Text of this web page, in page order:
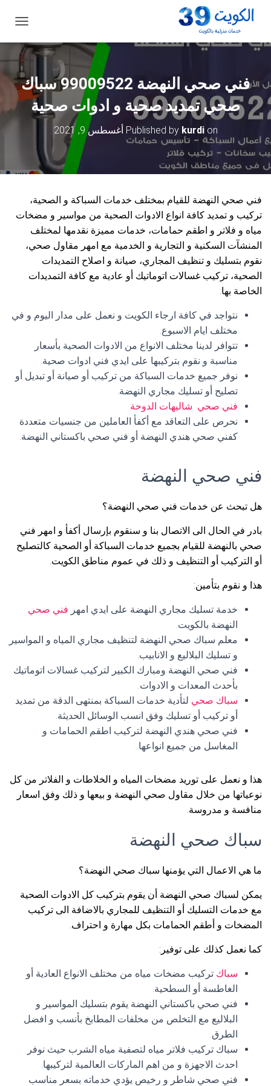
ب
د
ي
ل
ا
ل
فني صحي النهضة 99009522 سباك
صحي تمديد صحية و ادوات صحية
Published by kurdion أغسطس 9, 2021
فني صحي النهضة للقيام بمختلف خدمات السباكة و الصحية،
تركيب و تمديد كافة انواع الادوات الصحية من مواسير و مضخات
مياه و فلاتر و اطقم حمامات، خدمات مميزة نقدمها لمختلف
المنشآت السكنية و التجارية و الخدمية مع امهر مقاول صحي،
نقوم بتسليك و تنظيف المجاري، صيانة و اصلاح التمديدات
الصحية، تركيب غسالات اتوماتيك أو عادية مع كافة التمديدات
الخاصة بها.
نتواجد في كافة ارجاء الكويت و نعمل على مدار اليوم و في
مختلف ايام الاسبوع.
تتوافر لدينا مختلف الانواع من الادوات الصحية بأسعار
مناسبة و نقوم بتركيبها على ايدي فني ادوات صحية.
نوفر جميع خدمات السباكة من تركيب أو صيانة أو تبديل أو
تصليح أو تسليك مجاري النهضة.
فني صحي شاليهات الدوحة
نحرص على التعاقد مع أكفأ العاملين من جنسيات متعددة
كفني صحي هندي النهضة أو فني صحي باكستاني النهضة.
فني صحي النهضة
هل تبحث عن خدمات فني صحي النهضة؟
بادر في الحال الى الاتصال بنا و سنقوم بإرسال أكفأ و امهر فني
صحي بالنهضة للقيام بجميع خدمات السباكة أو الصحية كالتصليح
أو التركيب أو التنظيف و ذلك في عموم مناطق الكويت.
هذا و نقوم بتأمين:
خدمة تسليك مجاري النهضة على ايدي امهر فني صحي
النهضة بالكويت.
معلم سباك صحي النهضة لتنظيف مجاري المياه و المواسير
و تسليك البلاليع و الانابيب.
فني صحي النهضة ومبارك الكبير لتركيب غسالات اتوماتيك
بأحدث المعدات و الادوات.
سباك صحي لتأدية خدمات السباكة بمنتهى الدقة من تمديد
أو تركيب أو تسليك وفق انسب الوسائل الحديثة.
فني صحي هندي النهضة لتركيب اطقم الحمامات و
المغاسل من جميع انواعها.
هذا و نعمل على توريد مضخات المياه و الخلاطات و الفلاتر من كل
نوعياتها من خلال مقاول صحي النهضة و بيعها و ذلك وفق اسعار
منافسة و مدروسة.
سباك صحي النهضة
ما هي الاعمال التي يؤمنها سباك صحي النهضة؟
يمكن لسباك صحي النهضة أن يقوم بتركيب كل الادوات الصحية
مع خدمات التسليك أو التنظيف للمجاري بالاضافة الى تركيب
المضخات و أطقم الحمامات بكل مهارة و احتراف.
كما نعمل كذلك على توفير:
سباك تركيب مضخات مياه من مختلف الانواع العادية أو
الغاطسة أو السطحية.
فني صحي باكستاني النهضة يقوم بتسليك المواسير و
البلاليع مع التخلص من مخلفات المطابخ بأنسب و افضل
الطرق.
سباك تركيب فلاتر مياه لتصفية مياه الشرب حيث نوفر
احدث الاجهزة و من اهم الماركات العالمية لتركيبها.
فني صحي شاطر و رخيص يؤدي خدماته بسعر مناسب